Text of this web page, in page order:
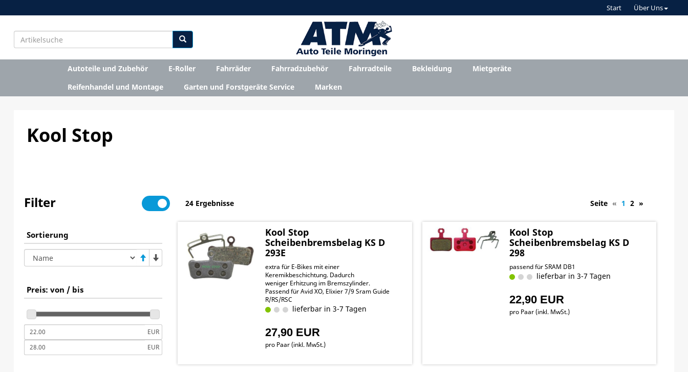
Start Über Uns
Autoteile und Zubehör E-Roller Fahrräder Fahrradzubehör Fahrradteile Bekleidung
Mietgeräte
Reifenhandel und Montage
Garten und Forstgeräte Service Marken
Kool Stop
Filter Seite « 1 2 »
24 Ergebnisse
Sortierung
Preis: von / bis
EUR
EUR
Kool Stop
Scheibenbremsbelag KS D
293E
extra für E-Bikes mit einer
Keremikbeschichtung. Dadurch
weniger Erhitzung im Bremszylinder.
Passend für Avid XO, Elixier 7/9 Sram Guide
R/RS/RSC
lieferbar in 3-7 Tagen
27,90 EUR
pro Paar (inkl. MwSt.)
Kool Stop
Scheibenbremsbelag KS D
298
passend für SRAM DB1
lieferbar in 3-7 Tagen
22,90 EUR
pro Paar (inkl. MwSt.)